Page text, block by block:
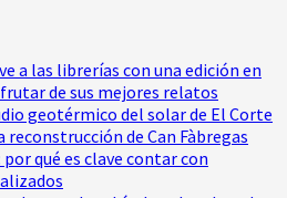
a las librerías con una edición en
de sus mejores relatos
geotérmico del solar de El Corte
reconstrucción de Can Fàbregas
qué es clave contar con